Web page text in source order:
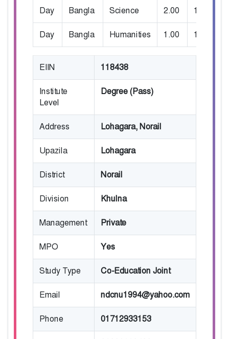
Day Bangla Science 2.00 1.00
Day Bangla Humanities 1.00 1.00
EIIN 118438
Institute
Level
Degree (Pass)
Address Lohagara, Norail
Upazila Lohagara
District Norail
Division Khulna
Management Private
MPO Yes
Study Type Co-Education Joint
Email ndcnu1994@yahoo.com
Phone 01712933153